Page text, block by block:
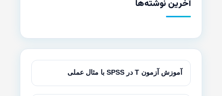
آخرین نوشته‌ها
آموزش آزمون T در SPSS با مثال عملی